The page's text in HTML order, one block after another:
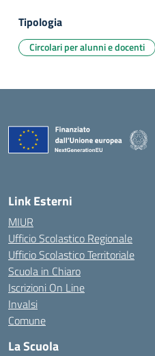
Tipologia
Circolari per alunni e docenti
Link Esterni
MIUR
Ufficio Scolastico Regionale
Ufficio Scolastico Territoriale
Scuola in Chiaro
Iscrizioni On Line
Invalsi
Comune
La Scuola